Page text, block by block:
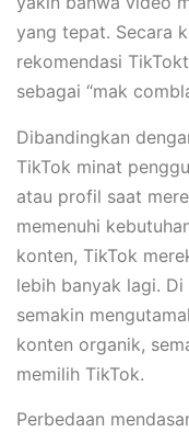
yang tepat. Secara
rekomendasi
sebagai “mak
Dibandingkan
TikTok minat
atau profil saat
memenuhi
konten, TikTok
lebih banyak lagi.
semakin
konten organik,
memilih TikTok.
Perbedaan